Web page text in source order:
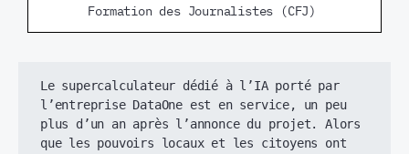
Formation des Journalistes (CFJ)
Le supercalculateur dédié à l’IA porté par
l’entreprise DataOne est en service, un peu
plus d’un an après l’annonce du projet. Alors
que les pouvoirs locaux et les citoyens ont